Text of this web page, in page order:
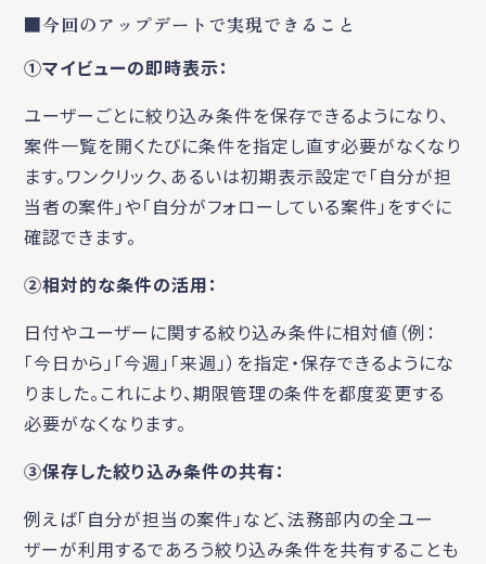
■今回のアップデートで実現できること
①マイビューの即時表示：
ユーザーごとに絞り込み条件を保存できるようになり、
案件一覧を開くたびに条件を指定し直す必要がなくなり
ます。ワンクリック、あるいは初期表示設定で「自分が担
当者の案件」や「自分がフォローしている案件」をすぐに
確認できます。
②相対的な条件の活用：
日付やユーザーに関する絞り込み条件に相対値（例：
「今日から」「今週」「来週」）を指定・保存できるようにな
りました。これにより、期限管理の条件を都度変更する
必要がなくなります。
③保存した絞り込み条件の共有：
例えば「自分が担当の案件」など、法務部内の全ユー
ザーが利用するであろう絞り込み条件を共有することも